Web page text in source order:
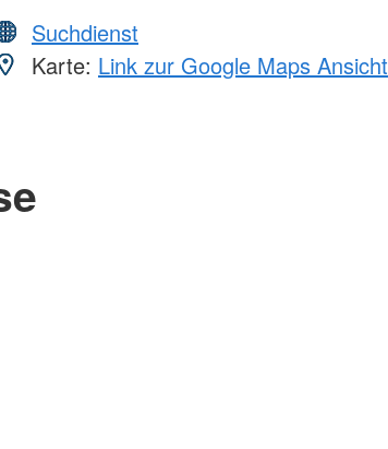
Suchdienst
Karte: Link zur Google Maps Ansicht